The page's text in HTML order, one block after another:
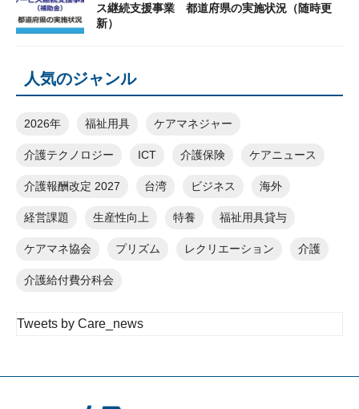
ス継続支援事業 都道府県の実施状況（随時更
新）
人気のジャンル
2026年 福祉用具 ケアマネジャー
介護テクノロジー ICT 介護保険 ケアニュース
介護報酬改定 2027 台湾 ビジネス 海外
経営課題 生産性向上 特養 福祉用具貸与
ケアマネ協会 プリズム レクリエーション 介護
介護給付費分科会
Tweets by Care_news